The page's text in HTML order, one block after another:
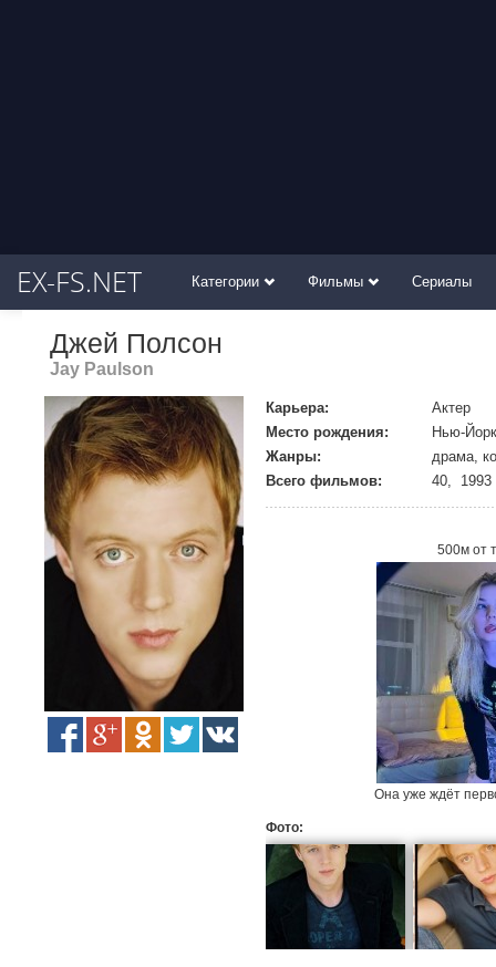
EX-FS.NET Категории Фильмы Сериалы
Джей Полсон
Jay Paulson
Карьера:
Актер
Место рождения:
Нью-
Жанры:
драма,
Всего фильмов:
40, 1993
500м от
Она уже ждёт
Фото: